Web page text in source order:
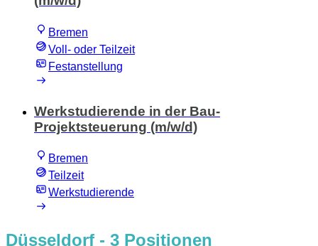
Bremen
Voll- oder Teilzeit
Festanstellung
Werkstudierende in der Bau-
Projektsteuerung (m/w/d)
Bremen
Teilzeit
Werkstudierende
Düsseldorf - 3 Positionen